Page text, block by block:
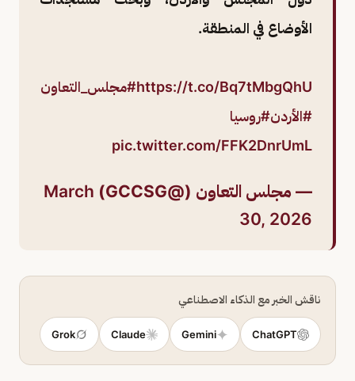
الأوضاع في المنطقة.
https://t.co/Bq7tMbgQhU#مجلس_التعاون
#الأردن#روسيا
pic.twitter.com/FFK2DnrUmL
— مجلس التعاون (@GCCSG)
March
30, 2026
ناقش الخبر مع الذكاء الاصطناعي
ChatGPT
Gemini
Claude
Grok